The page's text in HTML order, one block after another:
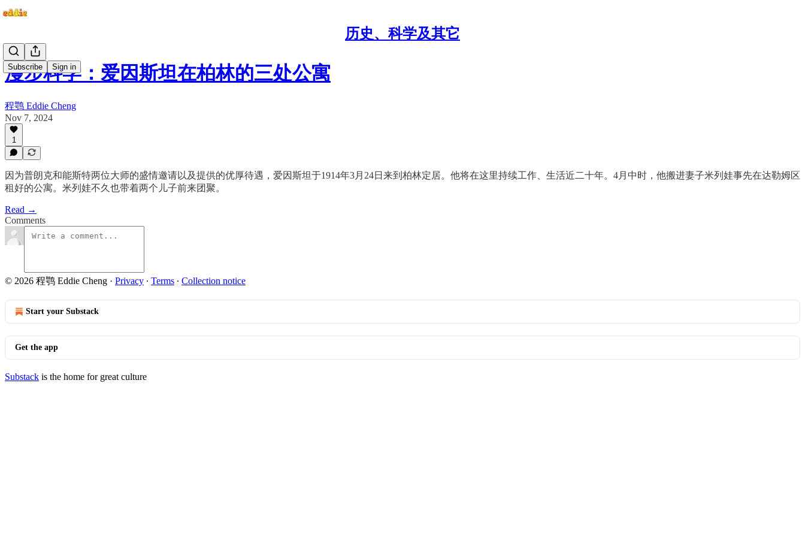
历史、科学及其它
Subscribe Sign in
漫步科学：爱因斯坦在柏林的三处公寓
程鹗 Eddie Cheng
Nov 7, 2024
1
因为普朗克和能斯特两位大师的盛情邀请以及提供的优厚待遇，爱因斯坦于1914年3月24日来到柏林定居。他将在这里持续工作、生活近二十年。4月中时，他搬进妻子米列娃事先在达勒姆区
租好的公寓。米列娃不久也带着两个儿子前来团聚。
Read →
Comments
© 2026 程鹗 Eddie Cheng · Privacy ∙ Terms ∙ Collection notice
Start your Substack
Get the app
Substack is the home for great culture